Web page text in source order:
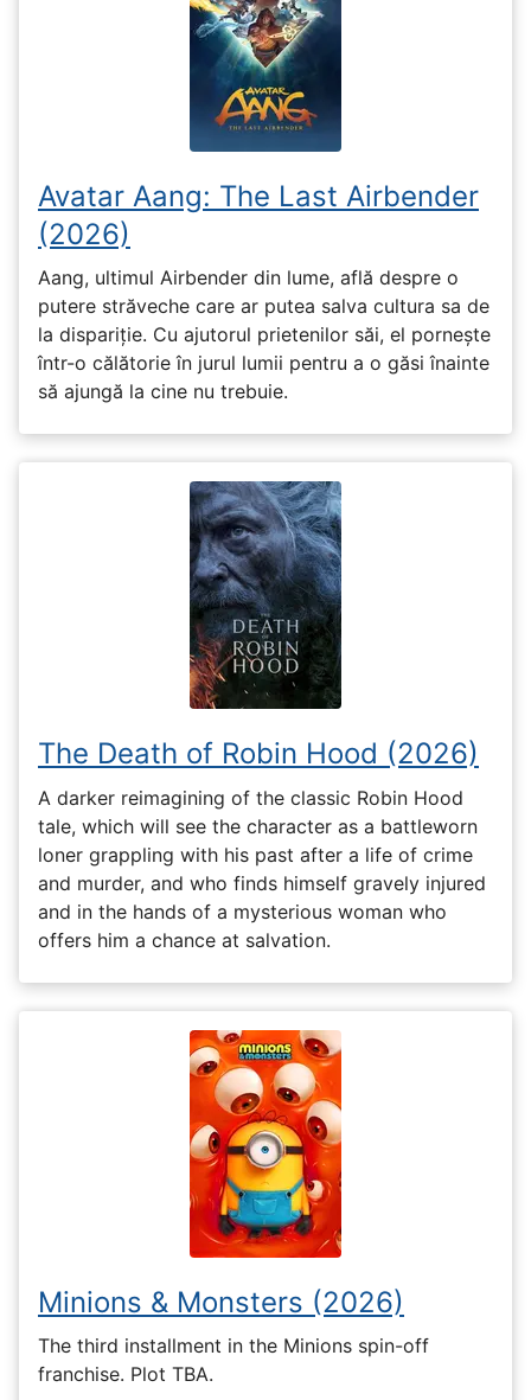
Avatar Aang: The Last Airbender
(2026)
Aang, ultimul Airbender din lume, află despre o
putere străveche care ar putea salva cultura sa de
la dispariție. Cu ajutorul prietenilor săi, el pornește
într-o călătorie în jurul lumii pentru a o găsi înainte
să ajungă la cine nu trebuie.
The Death of Robin Hood (2026)
A darker reimagining of the classic Robin Hood
tale, which will see the character as a battleworn
loner grappling with his past after a life of crime
and murder, and who finds himself gravely injured
and in the hands of a mysterious woman who
offers him a chance at salvation.
Minions & Monsters (2026)
The third installment in the Minions spin-off
franchise. Plot TBA.